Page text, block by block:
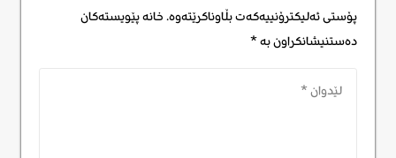
پۆستی ئەلیکترۆنییەکەت بڵاوناکرێتەوە.خانە پێویستەکان
دەستنیشانکراون بە*